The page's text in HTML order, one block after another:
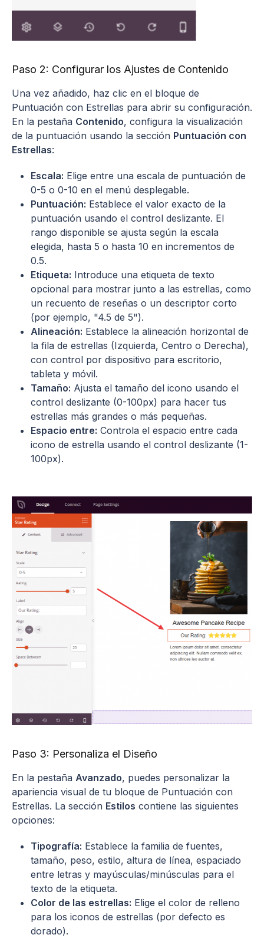
Paso 2: Configurar los Ajustes de Contenido
Una vez añadido, haz clic en el bloque de
Puntuación con Estrellas para abrir su configuración.
En la pestaña Contenido, configura la visualización
de la puntuación usando la sección Puntuación con
Estrellas:
Escala: Elige entre una escala de puntuación de
0-5 o 0-10 en el menú desplegable.
Puntuación: Establece el valor exacto de la
puntuación usando el control deslizante. El
rango disponible se ajusta según la escala
elegida, hasta 5 o hasta 10 en incrementos de
0.5.
Etiqueta: Introduce una etiqueta de texto
opcional para mostrar junto a las estrellas, como
un recuento de reseñas o un descriptor corto
(por ejemplo, "4.5 de 5").
Alineación: Establece la alineación horizontal de
la fila de estrellas (Izquierda, Centro o Derecha),
con control por dispositivo para escritorio,
tableta y móvil.
Tamaño: Ajusta el tamaño del icono usando el
control deslizante (0-100px) para hacer tus
estrellas más grandes o más pequeñas.
Espacio entre: Controla el espacio entre cada
icono de estrella usando el control deslizante (1-
100px).
Paso 3: Personaliza el Diseño
En la pestaña Avanzado, puedes personalizar la
apariencia visual de tu bloque de Puntuación con
Estrellas. La sección Estilos contiene las siguientes
opciones:
Tipografía: Establece la familia de fuentes,
tamaño, peso, estilo, altura de línea, espaciado
entre letras y mayúsculas/minúsculas para el
texto de la etiqueta.
Color de las estrellas: Elige el color de relleno
para los iconos de estrellas (por defecto es
dorado).